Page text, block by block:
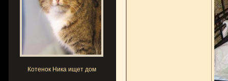
Котенок Ника ищет дом